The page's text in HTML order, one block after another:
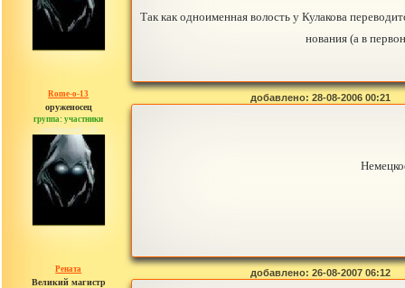
Так как одноименная волость у Кулакова
нования (а в
Rome-o-13
оруженосец
группа: участники
сообщений: 20
добавлено: 28-08-2006 00:21
Рената
Великий магистр
добавлено: 26-08-2007 06:12